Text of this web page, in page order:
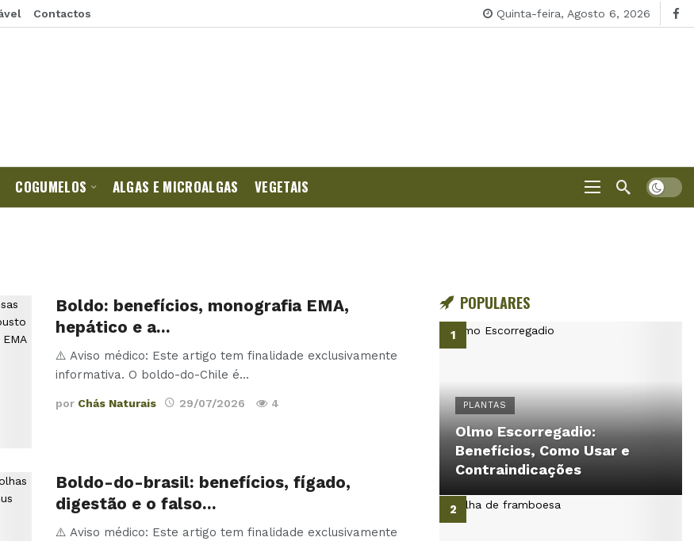
Contactos Quinta-feira, Agosto 6, 2026
COGUMELOS ALGAS E MICROALGAS VEGETAIS
Boldo: benefícios, monografia EMA,
hepático e a…
⚠️ Aviso médico: Este artigo tem finalidade exclusivamente
informativa. O boldo-do-Chile é…
por Chás Naturais 29/07/2026 4
Boldo-do-brasil: benefícios, fígado,
digestão e o falso…
⚠️ Aviso médico: Este artigo tem finalidade exclusivamente
POPULARES
PLANTAS
Olmo Escorregadio:
Benefícios, Como Usar e
Contraindicações